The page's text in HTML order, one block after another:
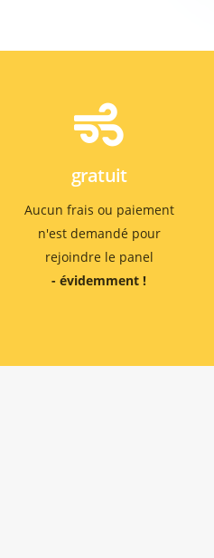
gratuit
Aucun frais ou paiement
n'est demandé pour
rejoindre le panel
- évidemment !